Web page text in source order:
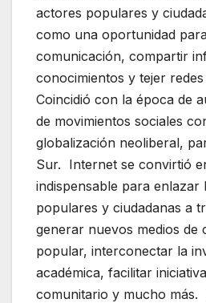
actores populares y
como una oportunidad
comunicación, compartir
conocimientos y tejer
Coincidió con la época de
de movimientos sociales
globalización neoliberal,
Sur. Internet se convirtió
indispensable para enlazar
populares y ciudadanas a
generar nuevos medios de
popular, interconectar la
académica, facilitar
comunitario y mucho más.